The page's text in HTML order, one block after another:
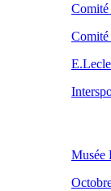
Comité
Musée